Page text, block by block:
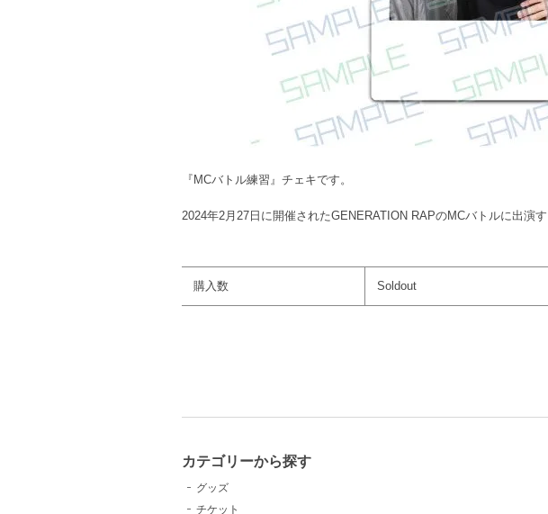
『MCバトル練習』チェキです。
2024年2月27日に開催されたGENERATION RAPのMCバトルに出演
購入数 Soldout
カテゴリーから探す
グッズ
チケット